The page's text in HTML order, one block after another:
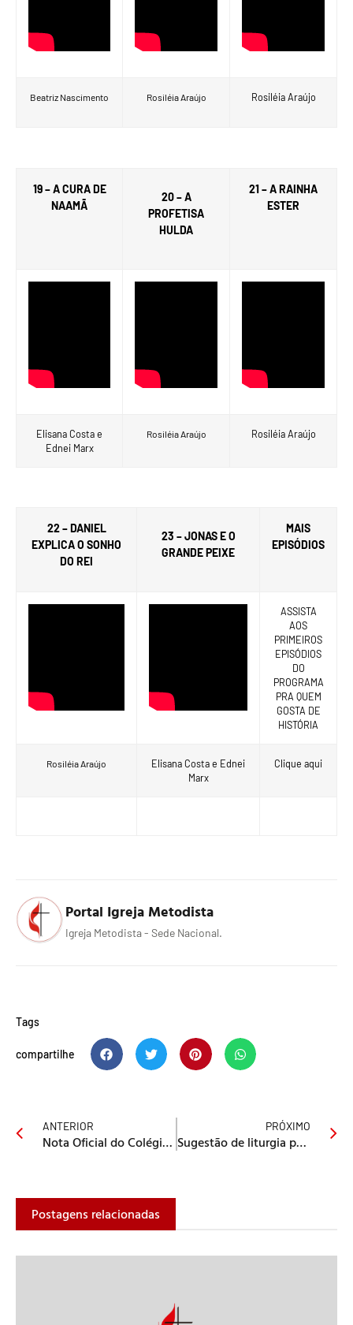
Beatriz Nascimento Rosiléia Araújo Rosiléia Araújo
19 – A CURA DE
NAAMÃ
20 – A
PROFETISA
HULDA
21 – A RAINHA
ESTER
Elisana Costa e
Ednei Marx
Rosiléia Araújo Rosiléia Araújo
22 – DANIEL
EXPLICA O SONHO
DO REI
23 – JONAS E O
GRANDE PEIXE
MAIS
EPISÓDIOS
ASSISTA
AOS
PRIMEIROS
EPISÓDIOS
DO
PROGRAMA
PRA QUEM
GOSTA DE
HISTÓRIA
Rosiléia Araújo
Elisana Costa e Ednei
Marx
Clique aqui
Portal Igreja Metodista
Igreja Metodista - Sede Nacional.
Tags
compartilhe
ANTERIOR
Nota Oficial do Colégio Episcopal
PRÓXIMO
Sugestão de liturgia para celebrar o Dia Internacional da Mulher
Postagens relacionadas